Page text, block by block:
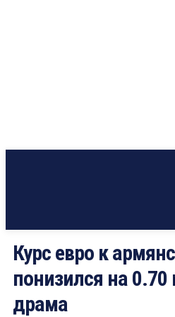
Курс евро к
понизился на 0.70
драма